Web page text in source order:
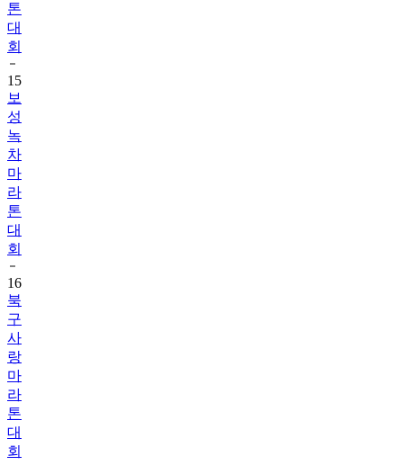
톤
대
회
15
보
성
녹
차
마
라
톤
대
회
16
북
구
사
랑
마
라
톤
대
회